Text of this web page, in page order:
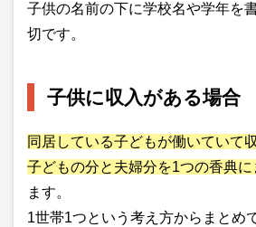
子供の名前の下に学校名や学年を
切です。
子供に収入がある場合
同居している子どもが働いていて
子どもの分と夫婦分を1つの香典に
ます。
1世帯1つという考え方からまとめ